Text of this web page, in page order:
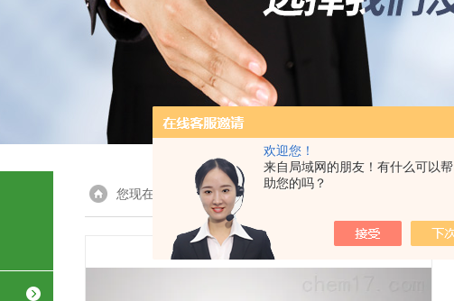
欢迎您！
来自局域网的朋友！有什么可以帮
助您的吗？
您现在的位置：首页> 产品展示 > 透析袋和纯化耗材设备